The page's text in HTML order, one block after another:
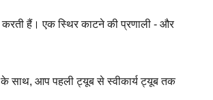
करती हैं। एक स्थिर काटने की प्रणाली - और
के साथ, आप पहली ट्यूब से स्वीकार्य ट्यूब तक